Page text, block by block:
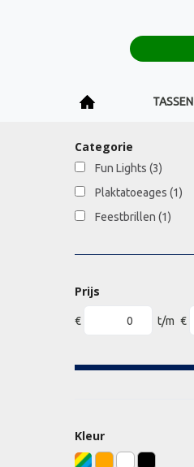
TASSEN
Categorie
Fun Lights (3)
Plaktatoeages (1)
Feestbrillen (1)
Prijs
€ t/m €
Kleur